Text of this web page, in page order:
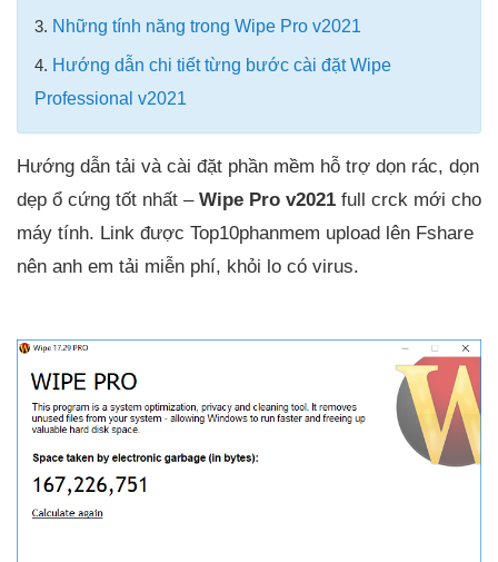
3. Những tính năng trong Wipe Pro v2021
4. Hướng dẫn chi tiết từng bước cài đặt Wipe
Professional v2021
Hướng dẫn tải và cài đặt phần mềm hỗ trợ dọn rác, dọn
dẹp ổ cứng tốt nhất – Wipe Pro v2021 full crck mới cho
máy tính. Link được Top10phanmem upload lên Fshare
nên anh em tải miễn phí, khỏi lo có virus.